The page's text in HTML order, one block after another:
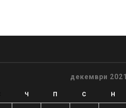
декември 2021
Ч П С Н